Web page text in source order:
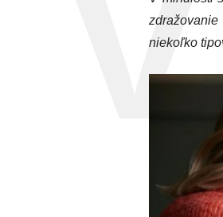
zdražovanie
niekoľko